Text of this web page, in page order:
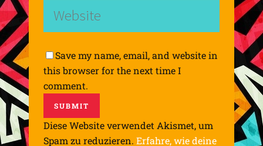
Save my name, email, and website in
this browser for the next time I
comment.
Diese Website verwendet Akismet, um
Spam zu reduzieren. Erfahre, wie deine